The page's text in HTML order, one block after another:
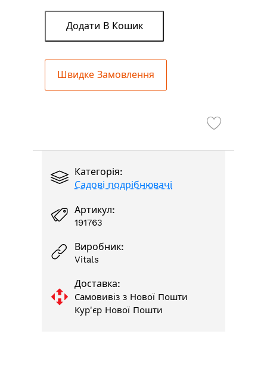
Додати В Кошик
Швидке Замовлення
Категорія:
Садові подрібнювачі
Артикул:
191763
Виробник:
Vitals
Доставка:
Самовивіз з Нової Пошти
Кур'єр Нової Пошти